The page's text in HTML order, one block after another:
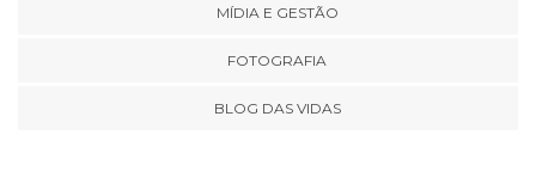
MÍDIA E GESTÃO
FOTOGRAFIA
BLOG DAS VIDAS